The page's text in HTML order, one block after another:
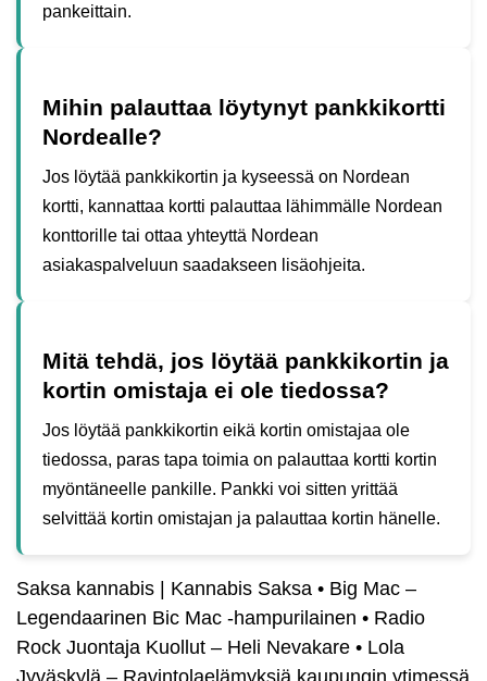
pankeittain.
Mihin palauttaa löytynyt pankkikortti
Nordealle?
Jos löytää pankkikortin ja kyseessä on Nordean
kortti, kannattaa kortti palauttaa lähimmälle Nordean
konttorille tai ottaa yhteyttä Nordean
asiakaspalveluun saadakseen lisäohjeita.
Mitä tehdä, jos löytää pankkikortin ja
kortin omistaja ei ole tiedossa?
Jos löytää pankkikortin eikä kortin omistajaa ole
tiedossa, paras tapa toimia on palauttaa kortti kortin
myöntäneelle pankille. Pankki voi sitten yrittää
selvittää kortin omistajan ja palauttaa kortin hänelle.
Saksa kannabis | Kannabis Saksa • Big Mac –
Legendaarinen Bic Mac -hampurilainen • Radio
Rock Juontaja Kuollut – Heli Nevakare • Lola